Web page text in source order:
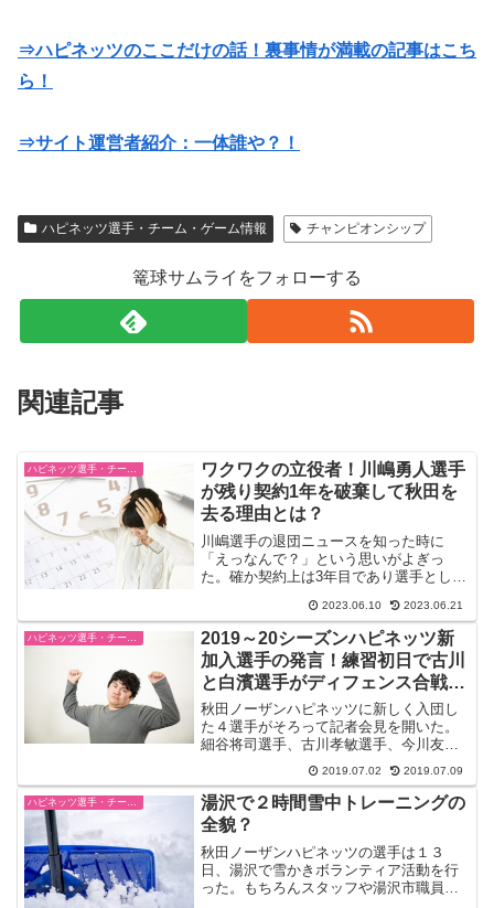
⇒ハピネッツのここだけの話！裏事情が満載の記事はこち
ら！
⇒サイト運営者紹介：一体誰や？！
ハピネッツ選手・チーム・ゲーム情報 チャンピオンシップ
篭球サムライをフォローする
関連記事
ハピネッツ選手・チーム・ゲーム情報
ワクワクの立役者！川嶋勇人選手
が残り契約1年を破棄して秋田を
去る理由とは？
川嶋選手の退団ニュースを知った時に
「えっなんで？」という思いがよぎっ
た。確か契約上は3年目であり選手として
調不良で出遅れ、彼自身も今期のパフォ
ーマンスには納得していなかった。とり
わけ田口選手とは仲が...
2023.06.10 2023.06.21
2019～20シーズンハピネッツ新
加入選手の発言！練習初日で古川
と白濱選手がディフェンス合戦で
あわや？
秋田ノーザンハピネッツに新しく入団し
た４選手がそろって記者会見を開いた。
細谷将司選手、古川孝敏選手、今川友哲
選手、伊藤駿選手。昨シーズンとは違
い、なんとなくオーラを感じてしまうの
は、ロウキュウ侍だけでなないでしょ
う。いよいよ始まるのですね！...
2019.07.02 2019.07.09
ハピネッツ選手・チーム・ゲーム情報
湯沢で２時間雪中トレーニングの
全貌？
秋田ノーザンハピネッツの選手は１３
日、湯沢で雪かきボランティア活動を行
った。もちろんスタッフや湯沢市職員